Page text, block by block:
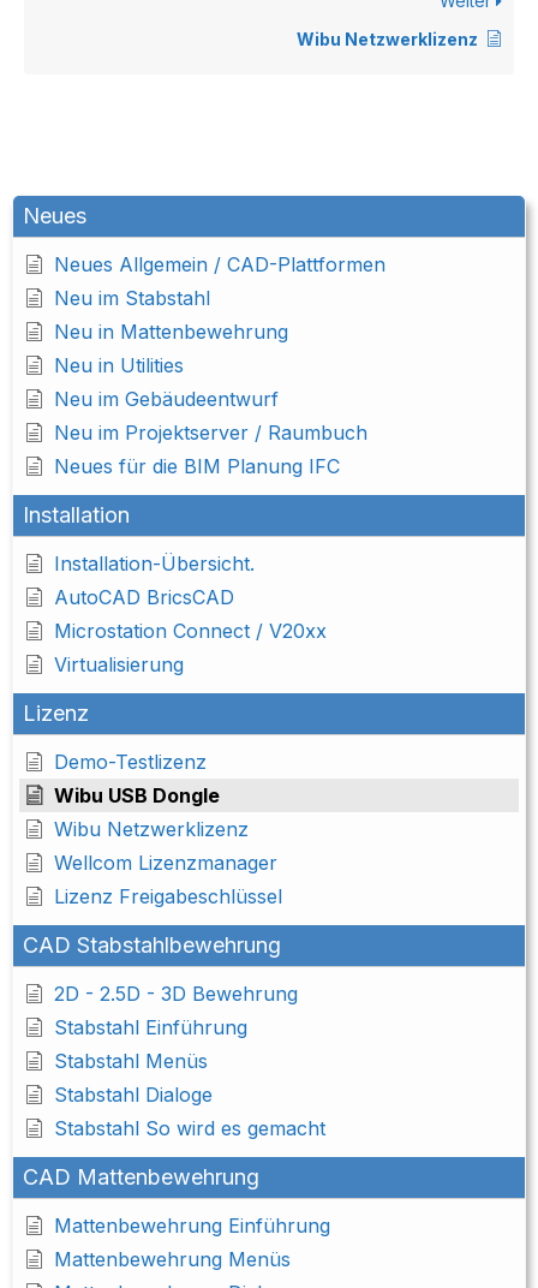
Neues
Neues Allgemein / CAD-Plattformen
Neu im Stabstahl
Neu in Mattenbewehrung
Neu in Utilities
Neu im Gebäudeentwurf
Neu im Projektserver / Raumbuch
Neues für die BIM Planung IFC
Installation
Installation-Übersicht.
AutoCAD BricsCAD
Microstation Connect / V20xx
Virtualisierung
Lizenz
Demo-Testlizenz
Wibu USB Dongle
Wibu Netzwerklizenz
Wellcom Lizenzmanager
Lizenz Freigabeschlüssel
CAD Stabstahlbewehrung
2D - 2.5D - 3D Bewehrung
Stabstahl Einführung
Stabstahl Menüs
Stabstahl Dialoge
Stabstahl So wird es gemacht
CAD Mattenbewehrung
Mattenbewehrung Einführung
Mattenbewehrung Menüs
Wibu Netzwerklizenz